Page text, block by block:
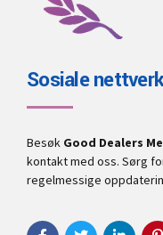
Sosiale nettverk
Besøk Good Dealers
kontakt med oss. Sørg
regelmessige